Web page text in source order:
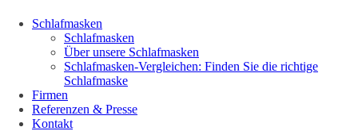
Schlafmasken
Schlafmasken
Über unsere Schlafmasken
Schlafmasken-Vergleichen: Finden Sie die richtige
Schlafmaske
Firmen
Referenzen & Presse
Kontakt